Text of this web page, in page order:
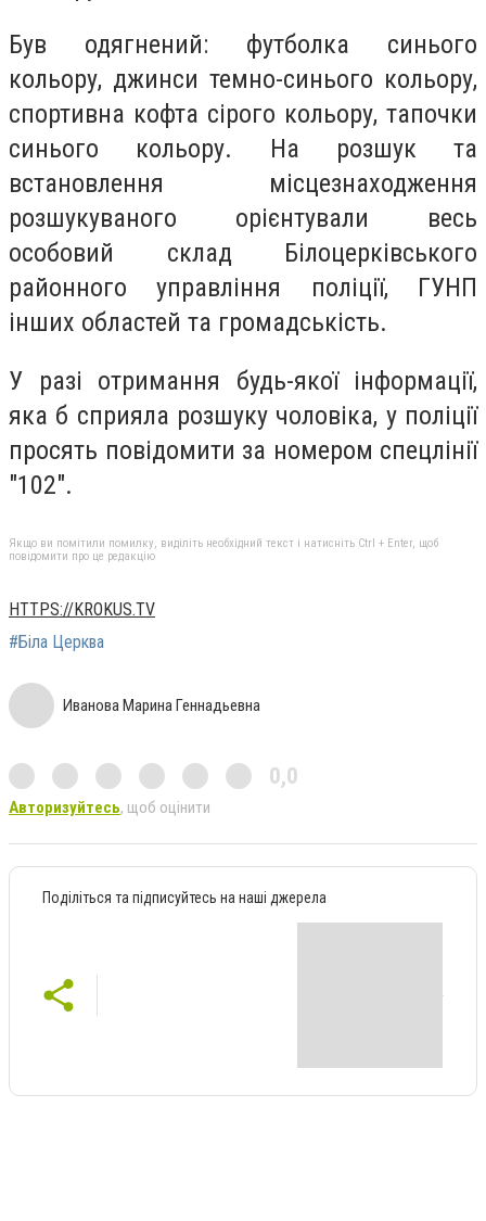
Був одягнений: футболка синього
кольору, джинси темно-синього кольору,
спортивна кофта сірого кольору, тапочки
синього кольору. На розшук та
встановлення місцезнаходження
розшукуваного орієнтували весь
особовий склад Білоцерківського
районного управління поліції, ГУНП
інших областей та громадськість.
У разі отримання будь-якої інформації,
яка б сприяла розшуку чоловіка, у поліції
просять повідомити за номером спецлінії
"102".
Якщо ви помітили помилку, виділіть необхідний текст і натисніть Ctrl + Enter, щоб
повідомити про це редакцію
HTTPS://KROKUS.TV
#Біла Церква
Иванова Марина Геннадьевна
0,0
Авторизуйтесь, щоб оцінити
Поділіться та підписуйтесь на наші джерела